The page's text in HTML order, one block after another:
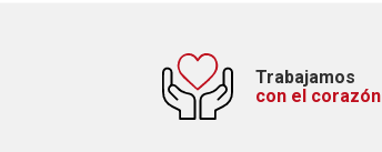
Trabajamos
con el corazón